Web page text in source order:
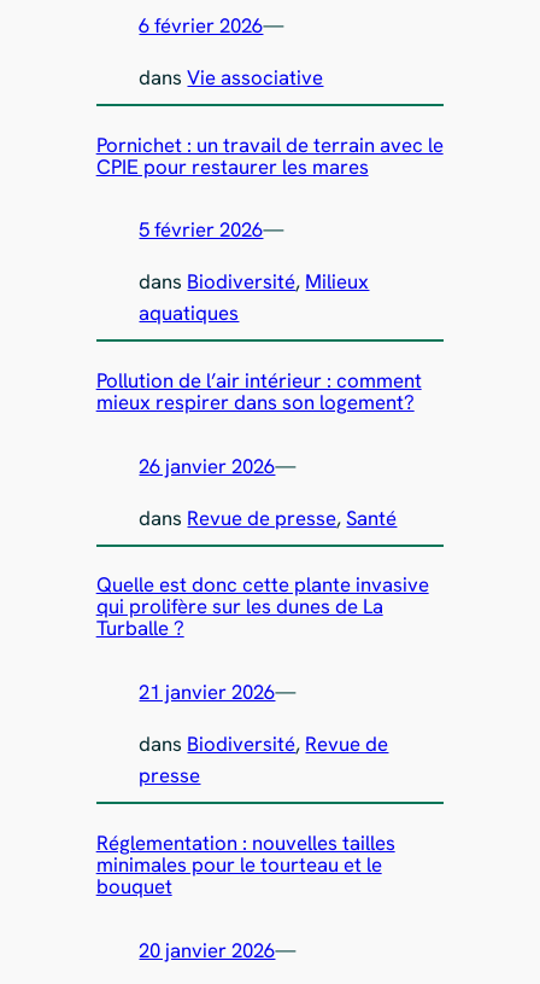
6 février 2026—
dansVie associative
Pornichet : un travail de terrain avec le
CPIE pour restaurer les mares
5 février 2026—
dans Biodiversité, Milieux
aquatiques
Pollution de l’air intérieur : comment
mieux respirer dans son logement?
26 janvier 2026—
dans Revue de presse, Santé
Quelle est donc cette plante invasive
qui prolifère sur les dunes de La
Turballe ?
21 janvier 2026—
dans Biodiversité, Revue de
presse
Réglementation : nouvelles tailles
minimales pour le tourteau et le
bouquet
20 janvier 2026—